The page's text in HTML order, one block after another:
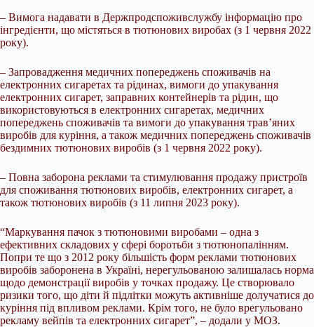
– Вимога надавати в Держпродспоживслужбу інформацію про
інгредієнти, що містяться в тютюнових виробах (з 1 червня 2022
року).
– Запровадження медичних попереджень споживачів на
електронних сигаретах та рідинах, вимоги до упакування
електронних сигарет, заправних контейнерів та рідин, що
використовуються в електронних сигаретах, медичних
попереджень споживачів та вимоги до упакування трав’яних
виробів для куріння, а також медичних попереджень споживачів
бездимних тютюнових виробів (з 1 червня 2022 року).
– Повна заборона реклами та стимулювання продажу пристроїв
для споживання тютюнових виробів, електронних сигарет, а
також тютюнових виробів (з 11 липня 2023 року).
“Маркування пачок з тютюновими виробами – одна з
ефективних складових у сфері боротьби з тютюнопалінням.
Попри те що з 2012 року більшість форм реклами тютюнових
виробів заборонена в Україні, нерегульованою залишалась норма
щодо демонстрації виробів у точках продажу. Це створювало
ризики того, що діти й підлітки можуть активніше долучатися до
куріння під впливом реклами. Крім того, не було врегульовано
рекламу вейпів та електронних сигарет”, – додали у МОЗ.